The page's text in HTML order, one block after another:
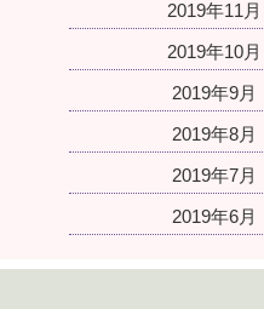
2019年11月
2019年10月
2019年9月
2019年8月
2019年7月
2019年6月